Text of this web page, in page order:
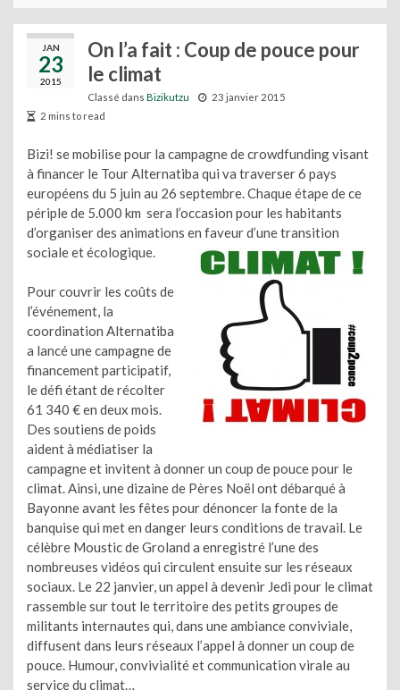
JAN
23
2015
On l’a fait : Coup de pouce pour
le climat
Classé dans Bizikutzu
23 janvier 2015
2 mins to read
Bizi! se mobilise pour la campagne de crowdfunding visant
à financer le Tour Alternatiba qui va traverser 6 pays
européens du 5 juin au 26 septembre. Chaque étape de ce
périple de 5.000 km sera l’occasion pour les habitants
d’organiser des animations en faveur d’une transition
sociale et écologique.
Pour couvrir les coûts de
l’événement, la
coordination Alternatiba
a lancé une campagne de
financement participatif,
le défi étant de récolter
61 340 € en deux mois.
Des soutiens de poids
aident à médiatiser la
campagne et invitent à donner un coup de pouce pour le
climat. Ainsi, une dizaine de Pères Noël ont débarqué à
Bayonne avant les fêtes pour dénoncer la fonte de la
banquise qui met en danger leurs conditions de travail. Le
célèbre Moustic de Groland a enregistré l’une des
nombreuses vidéos qui circulent ensuite sur les réseaux
sociaux. Le 22 janvier, un appel à devenir Jedi pour le climat
rassemble sur tout le territoire des petits groupes de
militants internautes qui, dans une ambiance conviviale,
diffusent dans leurs réseaux l’appel à donner un coup de
pouce. Humour, convivialité et communication virale au
service du climat…